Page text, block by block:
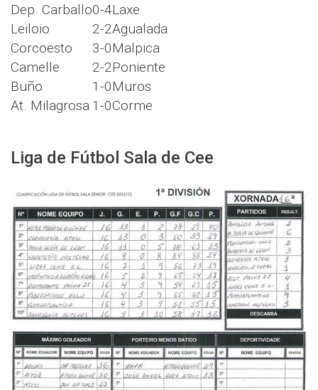
Dep. Carballo0-4Laxe
Leiloio
2-2Agualada
Corcoesto
3-0Malpica
Camelle
2-2Poniente
Buño
1-0Muros
At. Milagrosa 1-0Corme
Liga de Fútbol Sala de Cee